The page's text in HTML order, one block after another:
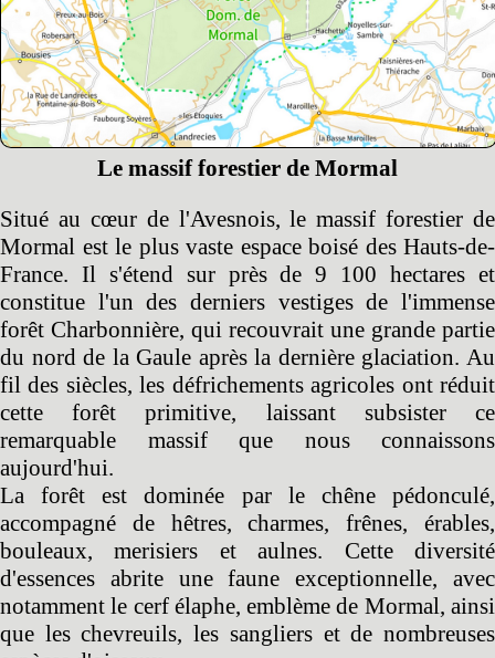
Le massif forestier de Mormal
Situé au cœur de l'Avesnois, le massif forestier de
Mormal est le plus vaste espace boisé des Hauts-de-
France. Il s'étend sur près de 9 100 hectares et
constitue l'un des derniers vestiges de l'immense
forêt Charbonnière, qui recouvrait une grande partie
du nord de la Gaule après la dernière glaciation. Au
fil des siècles, les défrichements agricoles ont réduit
cette forêt primitive, laissant subsister ce
remarquable massif que nous connaissons
aujourd'hui.
La forêt est dominée par le chêne pédonculé,
accompagné de hêtres, charmes, frênes, érables,
bouleaux, merisiers et aulnes. Cette diversité
d'essences abrite une faune exceptionnelle, avec
notamment le cerf élaphe, emblème de Mormal, ainsi
que les chevreuils, les sangliers et de nombreuses